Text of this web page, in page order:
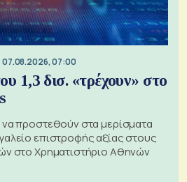
07.08.2026, 07:00
1,3 δισ. «τρέχουν» στο
προστεθούν στα μερίσματα
επιστροφής αξίας στους
στο Χρηματιστήριο Αθηνών